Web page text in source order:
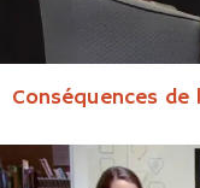
Conséquences